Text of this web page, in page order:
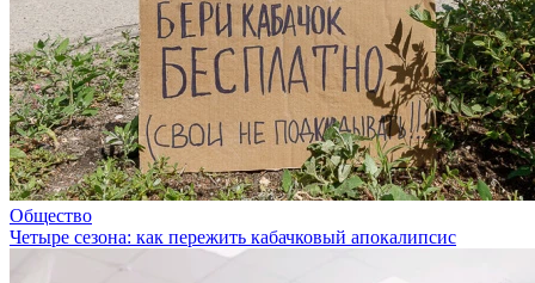
Общество
Четыре сезона: как пережить кабачковый апокалипсис